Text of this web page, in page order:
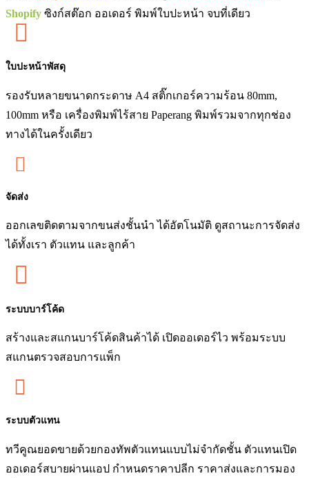
Shopify ซิงก์สต๊อก ออเดอร์ พิมพ์ใบปะหน้า จบที่เดียว

ใบปะหน้าพัสดุ
รองรับหลายขนาดกระดาษ A4 สติ๊กเกอร์ความร้อน 80mm,
100mm หรือ เครื่องพิมพ์ไร้สาย Paperang พิมพ์รวมจากทุกช่อง
ทางได้ในครั้งเดียว

จัดส่ง
ออกเลขติดตามจากขนส่งชั้นนำ ได้อัตโนมัติ ดูสถานะการจัดส่ง
ได้ทั้งเรา ตัวแทน และลูกค้า

ระบบบาร์โค้ด
สร้างและสแกนบาร์โค้ดสินค้าได้ เปิดออเดอร์ไว พร้อมระบบ
สแกนตรวจสอบการแพ็ก

ระบบตัวแทน
ทวีคูณยอดขายด้วยกองทัพตัวแทนแบบไม่จำกัดชั้น ตัวแทนเปิด
ออเดอร์สบายผ่านแอป กำหนดราคาปลีก ราคาส่งและการมอง